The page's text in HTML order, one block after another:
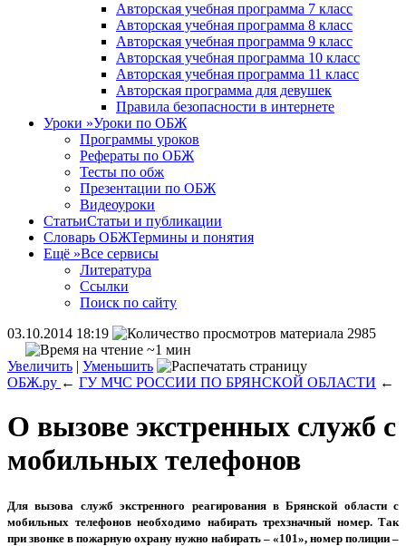
Авторская учебная программа 7 класс
Авторская учебная программа 8 класс
Авторская учебная программа 9 класс
Авторская учебная программа 10 класс
Авторская учебная программа 11 класс
Авторская программа для девушек
Правила безопасности в интернете
Уроки »Уроки по ОБЖ
Программы уроков
Рефераты по ОБЖ
Тесты по обж
Презентации по ОБЖ
Видеоуроки
СтатьиСтатьи и публикации
Словарь ОБЖТермины и понятия
Ещё »Все сервисы
Литература
Ссылки
Поиск по сайту
03.10.2014 18:19
2985
~1 мин
Увеличить | Уменьшить
ОБЖ.ру ← ГУ МЧС РОССИИ ПО БРЯНСКОЙ ОБЛАСТИ ←
О вызове экстренных служб с
мобильных телефонов
Для вызова служб экстренного реагирования в Брянской области с
мобильных телефонов необходимо набирать трехзначный номер. Так
при звонке в пожарную охрану нужно набирать – «101», номер полиции –